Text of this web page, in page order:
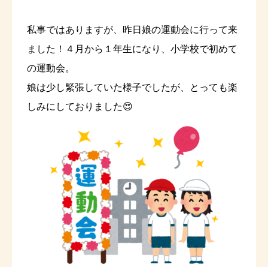
私事ではありますが、昨日娘の運動会に行って来
ました！４月から１年生になり、小学校で初めて
の運動会。
娘は少し緊張していた様子でしたが、とっても楽
しみにしておりました😍